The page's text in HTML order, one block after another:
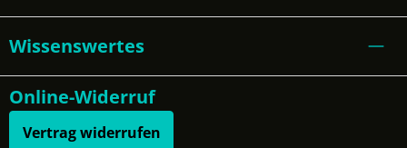
Wissenswertes
Online-Widerruf
Vertrag widerrufen